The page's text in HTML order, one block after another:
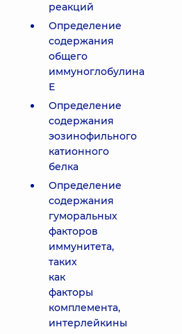
реакций
Определение
содержания
общего
иммуноглобулина
Е
Определение
содержания
эозинофильного
катионного
белка
Определение
содержания
гуморальных
факторов
иммунитета,
таких
как
факторы
комплемента,
интерлейкины